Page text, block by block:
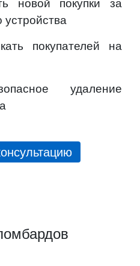
новой покупки за
устройства
покупателей на
удаление